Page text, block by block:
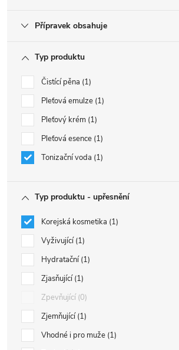
Přípravek obsahuje
Typ produktu
Čistící pěna 1
Pleťová emulze 1
Pleťový krém 1
Pleťová esence 1
Tonizační voda 1
Typ produktu - upřesnění
Korejská kosmetika 1
Vyživující 1
Hydratační 1
Zjasňující 1
Zpevňující 0
Zjemňující 1
Vhodné i pro muže 1